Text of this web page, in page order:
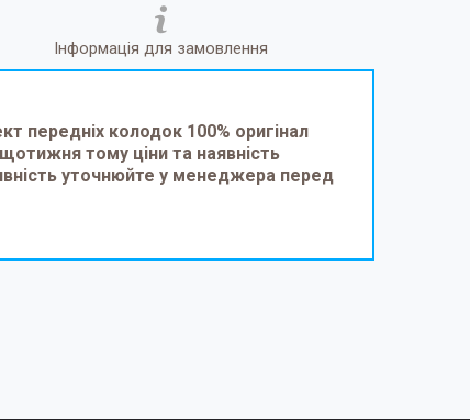
Інформація для замовлення
передніх колодок 100% оригінал
тому ціни та наявність
уточнюйте у менеджера перед